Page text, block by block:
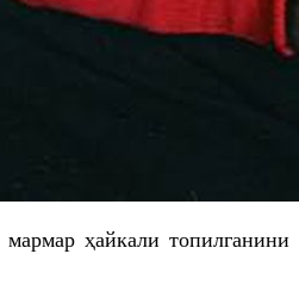
ҳайкали топилганини